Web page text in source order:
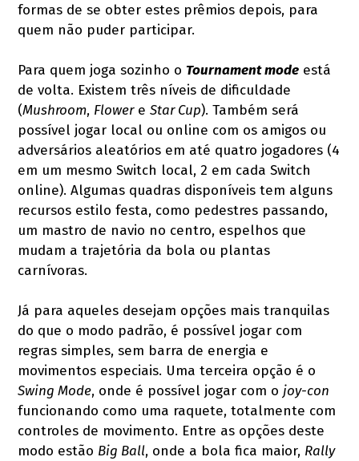
formas de se obter estes prêmios depois, para
quem não puder participar.
Para quem joga sozinho o Tournament mode está
de volta. Existem três níveis de dificuldade
(Mushroom, FlowereStar Cup). Também será
possível jogar local ou online com os amigos ou
adversários aleatórios em até quatro jogadores (4
em um mesmo Switch local, 2 em cada Switch
online). Algumas quadras disponíveis tem alguns
recursos estilo festa, como pedestres passando,
um mastro de navio no centro, espelhos que
mudam a trajetória da bola ou plantas
carnívoras.
Já para aqueles desejam opções mais tranquilas
do que o modo padrão, é possível jogar com
regras simples, sem barra de energia e
movimentos especiais. Uma terceira opção é o
Swing Mode, onde é possível jogar com o joy-con
funcionando como uma raquete, totalmente com
controles de movimento. Entre as opções deste
modo estão Big Ball, onde a bola fica maior, Rally